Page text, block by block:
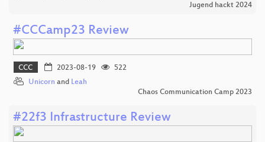
Jugend hackt 2024
#CCCamp23 Review
CCC 2023-08-19
522
Unicorn and Leah
Chaos Communication Camp 2023
#22f3 Infrastructure Review